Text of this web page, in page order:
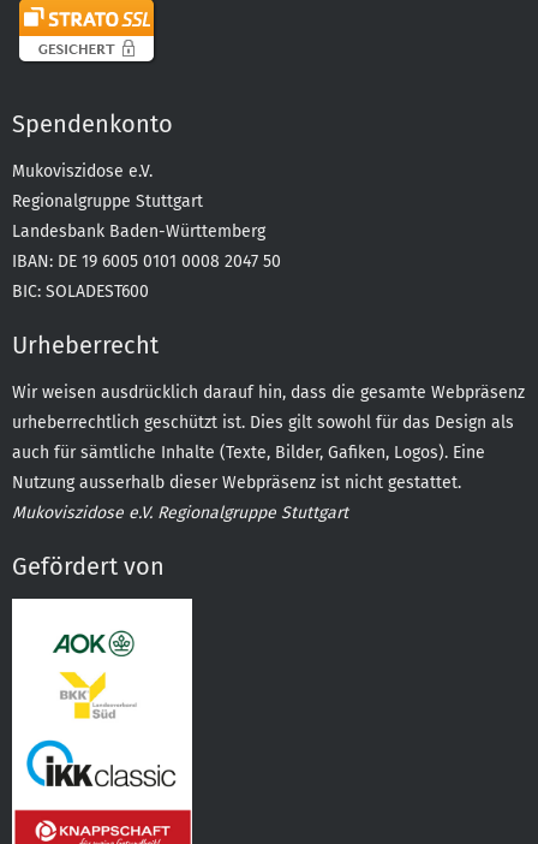
Spendenkonto
Mukoviszidose e.V.
Regionalgruppe Stuttgart
Landesbank Baden-Württemberg
IBAN: DE 19 6005 0101 0008 2047 50
BIC: SOLADEST600
Urheberrecht
Wir weisen ausdrücklich darauf hin, dass die gesamte Webpräsenz
urheberrechtlich geschützt ist. Dies gilt sowohl für das Design als
auch für sämtliche Inhalte (Texte, Bilder, Gafiken, Logos). Eine
Nutzung ausserhalb dieser Webpräsenz ist nicht gestattet.
Mukoviszidose e.V. Regionalgruppe Stuttgart
Gefördert von